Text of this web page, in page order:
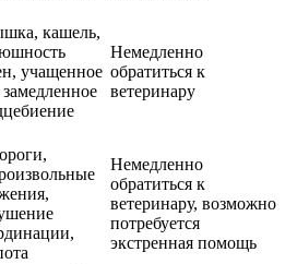
кашель,
учащенное
Немедленно
обратиться к
ветеринару
Немедленно
обратиться к
ветеринару, возможно
потребуется
экстренная помощь